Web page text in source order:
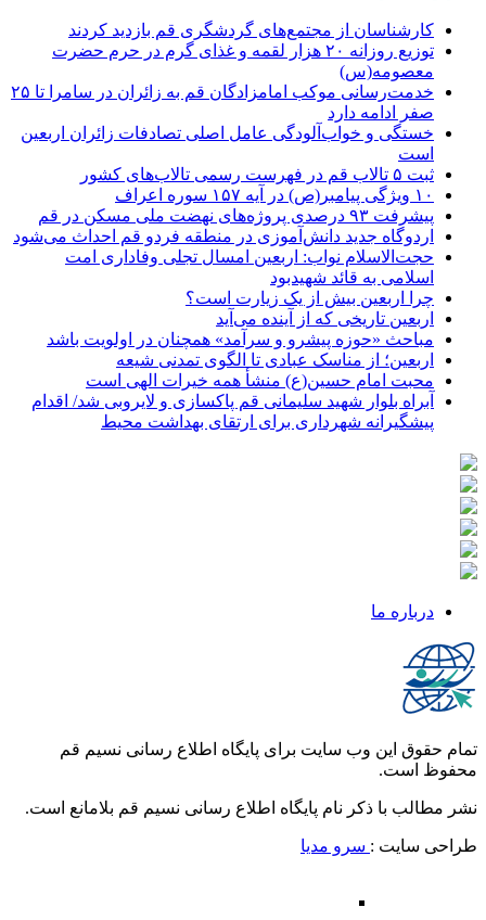
کارشناسان از مجتمع‌های گردشگری قم بازدید کردند
توزیع روزانه ۲۰ هزار لقمه و غذای گرم در حرم حضرت
معصومه(س)
خدمت‌رسانی موکب امامزادگان قم به زائران در سامرا تا ۲۵
صفر ادامه دارد
خستگی و خواب‌آلودگی عامل اصلی تصادفات زائران اربعین
است
ثبت ۵ تالاب قم در فهرست رسمی تالاب‌های کشور
۱۰ ویژگی پیامبر(ص) در آیه ۱۵۷ سوره اعراف
پیشرفت ۹۳ درصدی پروژه‌های نهضت ملی مسکن در قم
اردوگاه جدید دانش‌آموزی در منطقه فردو قم احداث می‌شود
حجت‌الاسلام نواب: اربعین امسال تجلی وفاداری امت
اسلامی به قائد شهیدبود
چرا اربعین بیش از یک زیارت است؟
اربعین تاریخی که از آینده می‌آید
مباحث «حوزه پیشرو و سرآمد» همچنان در اولویت باشد
اربعین؛ از مناسک عبادی تا الگوی تمدنی شیعه
محبت امام حسین(ع) منشأ همه خیرات الهی است
آبراه بلوار شهید سلیمانی قم پاکسازی و لایروبی شد/ اقدام
پیشگیرانه شهرداری برای ارتقای بهداشت محیط
درباره ما
تمام حقوق این وب سایت برای پایگاه اطلاع رسانی نسیم قم
محفوظ است.
نشر مطالب با ذکر نام پایگاه اطلاع رسانی نسیم قم بلامانع است.
طراحی سایت : سرو مدیا